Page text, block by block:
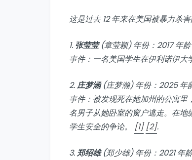
这是过去 12 年来在美国被暴力杀
1. 张莹莹(章莹颖) 年份：2017 年
事件：一名美国学生在伊利诺伊大
2.庄梦涵(庄梦瀚) 年份：2025 年
事件：被发现死在她加州的公寓
名男子从她卧室的窗户逃走。在
学生安全的争论。 [1] [2].
3.郑绍雄(郑少雄) 年份：2021 年